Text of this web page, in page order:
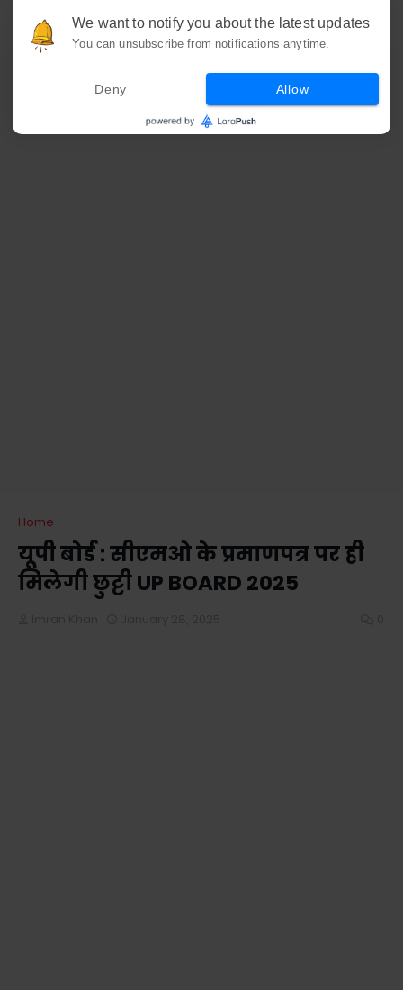
Home
यूपी बोर्ड : सीएमओ के प्रमाणपत्र पर ही
मिलेगी छुट्टी UP BOARD 2025
We want to notify you about the latest updates
You can unsubscribe from notifications anytime.
Deny Allow